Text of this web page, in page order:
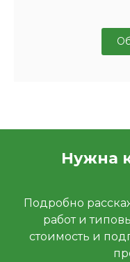
Нужна
Подробно
работ и
стоимость и